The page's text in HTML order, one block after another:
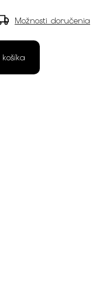
Možnosti doručenia